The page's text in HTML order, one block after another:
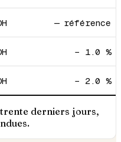
— référence
− 1.0 %
− 2.0 %
derniers jours,